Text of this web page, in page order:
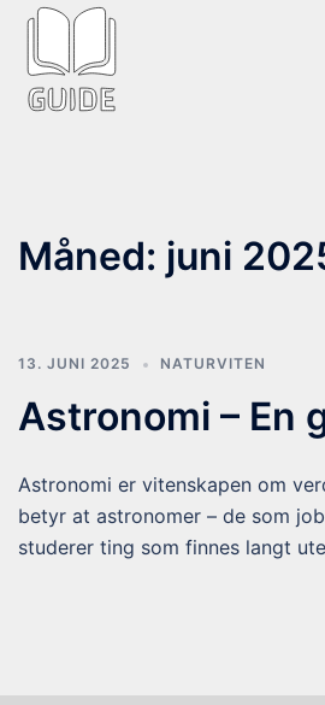
Hopp
innhold
Måned: juni
13. JUNI 2025 NATURVITEN
Astronomi – En
Astronomi er vitenskapen om
betyr at astronomer – de som
studerer ting som finnes langt